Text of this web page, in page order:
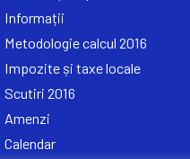
Informații
Metodologie calcul 2016
Impozite și taxe locale
Scutiri 2016
Amenzi
Calendar